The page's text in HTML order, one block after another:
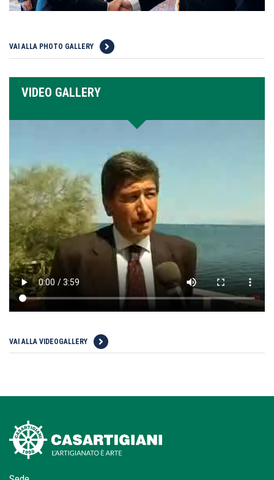
VAI ALLA PHOTO GALLERY
VIDEO GALLERY
VAI ALLA VIDEOGALLERY